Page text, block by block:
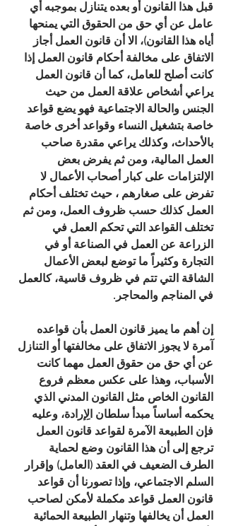
قبل هذا القانون أو بعده يتنازل بموجبه أي
عامل عن أي حق من الحقوق التي يمنحها
أياه هذا القانون)، الا أن قانون العمل أجاز
الاتفاق على مخالفة أحكام قانون العمل إذا
كانت أصلح للعامل، كما أن قانون العمل
يراعي أشخاص علاقة العمل من حيث
الجنس والحالة الاجتماعية فهو يضع قواعد
خاصة بتشغيل النساء وقواعد أخرى خاصة
بالأحداث، وكذلك يراعي مقدرة صاحب
العمل المالية، ومن ثم يفرض بعض
الإلتزامات على كبار أصحاب الأعمال لا
تفرض على صغارهم ، حيث تختلف أحكام
العمل كذلك حسب ظروف العمل، ومن ثم
تختلف القواعد التي تحكم العمل في
الزراعة عن العمل في الصناعة أو في
التجارة وكثيراً ما توضع لبعض الأعمال
الشاقة التي تتم في ظروف قاسية، كالعمل
في المناجم والمحاجر.
إن أهم ما يميز قانون العمل بأن قواعده
آمرة لا يجوز الاتفاق على مخالفتها أو التنازل
عن أي حق من حقوق العمل مهما كانت
الأسباب، وهذا على عكس معظم فروع
القانون الخاص مثل القانون المدني الذي
يحكمه أساساً مبدأ سلطان الِإرادة، وعليه
فإن الطبيعة الآمرة لقواعد قانون العمل
ترجع إلى أن هذا القانون وضع لحماية
الطرف الضعيف في العقد (العامل) وإقرار
السلم الاجتماعي، وإذا تصورنا أن قواعد
قانون العمل قواعد مكملة لأمكن لصاحب
العمل أن يخالفها وتنهار الطبيعة الحمائية